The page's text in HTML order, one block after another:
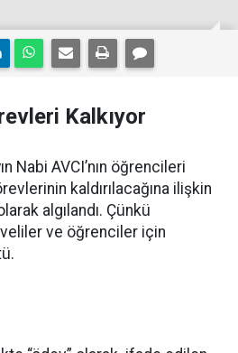
Kalkıyor
Nabi AVCI’nın öğrencileri
kaldırılacağına ilişkin
algılandı. Çünkü
ve öğrenciler için